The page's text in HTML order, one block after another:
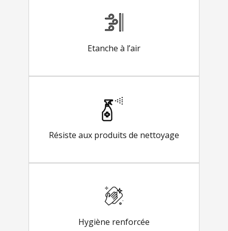
Etanche à l’air
Résiste aux produits de nettoyage
Hygiène renforcée